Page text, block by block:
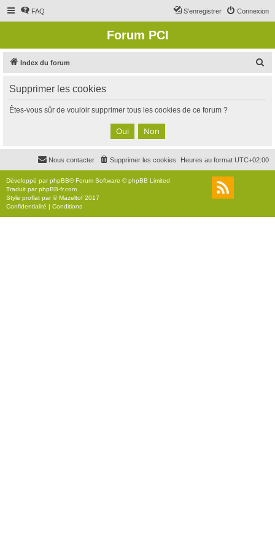
FAQ Connexion
S’enregistrer
Forum PCI
Index du forum
c
Supprimer les cookies
Êtes-vous sûr de vouloir supprimer tous les cookies de ce forum ?
Heures au format UTC+02:00
Supprimer les cookies
Nous contacter
Développé parphpBB® Forum Software © phpBB Limited
Traduit parphpBB-fr.com
Style proflat par ©Mazeltof 2017
Confidentialité | Conditions